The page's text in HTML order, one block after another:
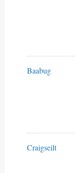
Baabug
Craigseilt